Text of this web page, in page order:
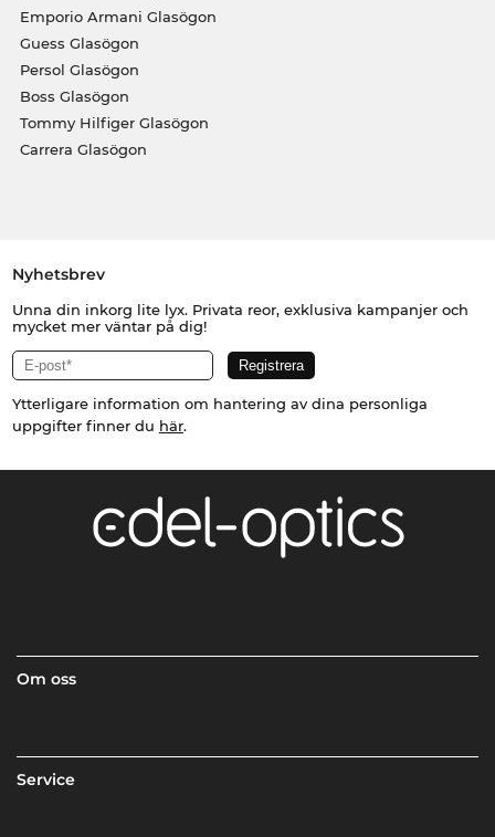
Emporio Armani Glasögon
Guess Glasögon
Persol Glasögon
Boss Glasögon
Tommy Hilfiger Glasögon
Carrera Glasögon
Nyhetsbrev
Unna din inkorg lite lyx. Privata reor, exklusiva kampanjer och
mycket mer väntar på dig!
Ytterligare information om hantering av dina personliga
uppgifter finner du här.
Om oss
Service